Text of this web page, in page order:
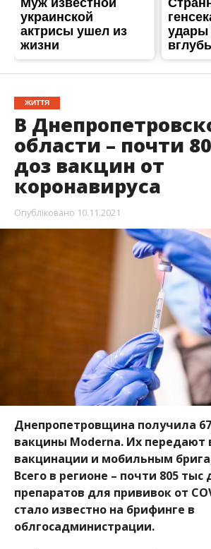
ЖИТТЯ
В
области – почти
доз вакцин от
коронавируса
Опубліковано 10.11.2021
Днепропетровщина получила
вакцины Moderna. Их передают
вакцинации и мобильным
Всего в регионе – почти 805
препаратов для прививок от
стало известно на брифинге в
облгосадминистрации.